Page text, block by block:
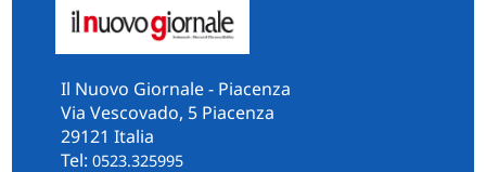
Il Nuovo Giornale - Piacenza
Via Vescovado, 5 Piacenza
29121 Italia
Tel: 0523.325995